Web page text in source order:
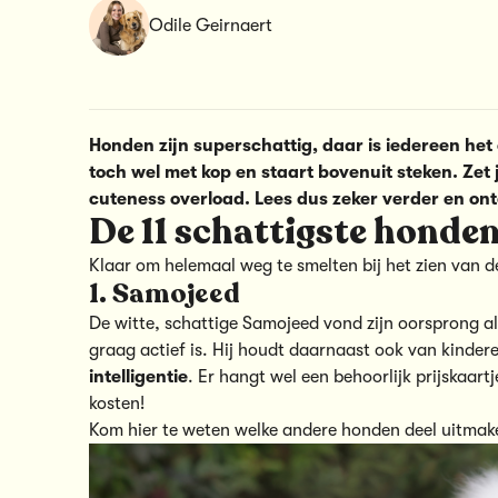
Odile Geirnaert
Honden zijn superschattig, daar is iedereen
toch wel met kop en staart bovenuit steken.
cuteness overload. Lees dus zeker verder en
De 11 schattigste
Klaar om helemaal weg te smelten bij het zien van
1. Samojeed
De witte, schattige Samojeed vond zijn oorsprong
graag actief is. Hij houdt daarnaast ook van
intelligentie. Er hangt wel een behoorlijk
kosten!
Kom hier te weten welke andere honden deel